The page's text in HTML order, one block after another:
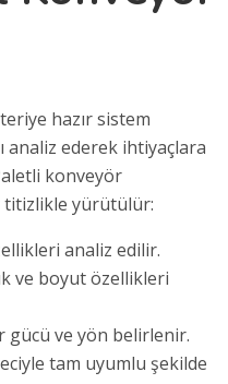
hazır sistem
analiz ederek ihtiyaçlara
konveyör
titizlikle yürütülür:
analiz edilir.
ve boyut özellikleri
gücü ve yön belirlenir.
tam uyumlu şekilde